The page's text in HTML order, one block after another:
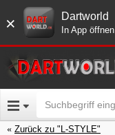
× Dartworld
In App öffnen
Zurück zu "L-STYLE"